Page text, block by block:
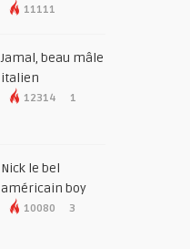
11111
Jamal, beau mâle
italien
12314 1
Nick le bel
américain boy
10080 3